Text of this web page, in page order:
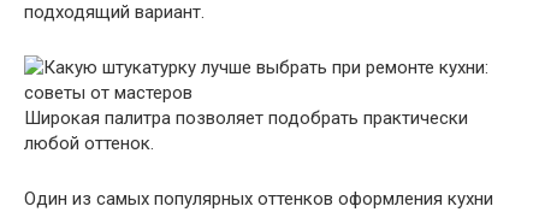
подходящий вариант.
Широкая палитра позволяет подобрать практически
любой оттенок.
Один из самых популярных оттенков оформления кухни